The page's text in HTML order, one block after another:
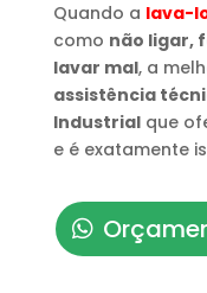
Quando a lava-
como não ligar,
lavar mal, a
assistência
Industrialque
e é exatamente